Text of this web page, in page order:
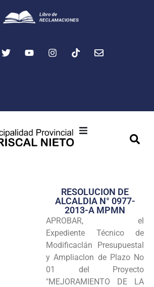
Transparencia
Seguridad
Programas
Intranet
RESOLUCION DE
ALCALDIA N° 0977-
2013-A MPMN
APROBAR, el
Expediente Técnico de
Modificaclán Presupuestal
y Ampliaclon de Plazo No
01 del Proyecto
"MEJORAMIENTO DE LA